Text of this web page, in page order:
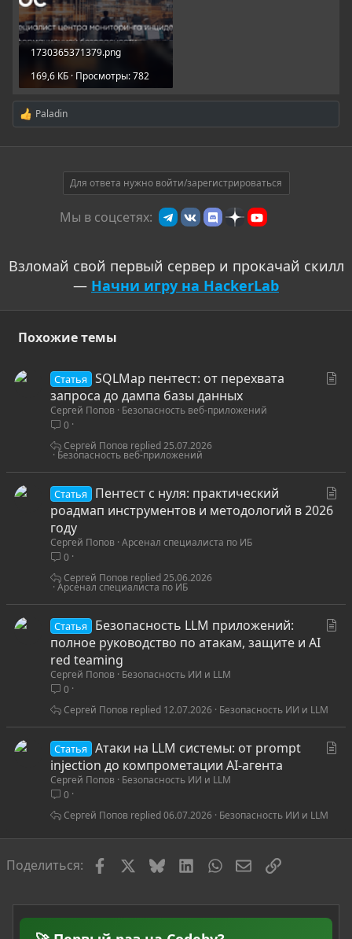
1730365371379.png
169,6 КБ · Просмотры: 782
Р
е
а
Paladin
Для ответа нужно войти/зарегистрироваться
Мы в соцсетях:
Взломай свой первый сервер и прокачай скилл
— Начни игру на HackerLab
Похожие темы
Статья
SQLMap пентест: от перехвата
запроса до дампа базы данных
Сергей Попов Безопасность веб-приложений
0
Безопасность веб-приложений
25.07.2026
Сергей Попов
Статья
Пентест с нуля: практический
роадмап инструментов и методологий в 2026
году
Сергей Попов Арсенал специалиста по ИБ
0
Арсенал специалиста по ИБ
25.06.2026
Сергей Попов
Статья
Безопасность LLM приложений:
полное руководство по атакам, защите и AI
red teaming
Сергей Попов Безопасность ИИ и LLM
0
Безопасность ИИ и LLM
12.07.2026
Сергей Попов
я
Статья
Атаки на LLM системы: от prompt
injection до компрометации AI-агента
Сергей Попов Безопасность ИИ и LLM
0
Безопасность ИИ и LLM
06.07.2026
Сергей Попов
Поделиться: FacebookBlueskyLinkedInWhatsAppЭлектронная
Ссылка